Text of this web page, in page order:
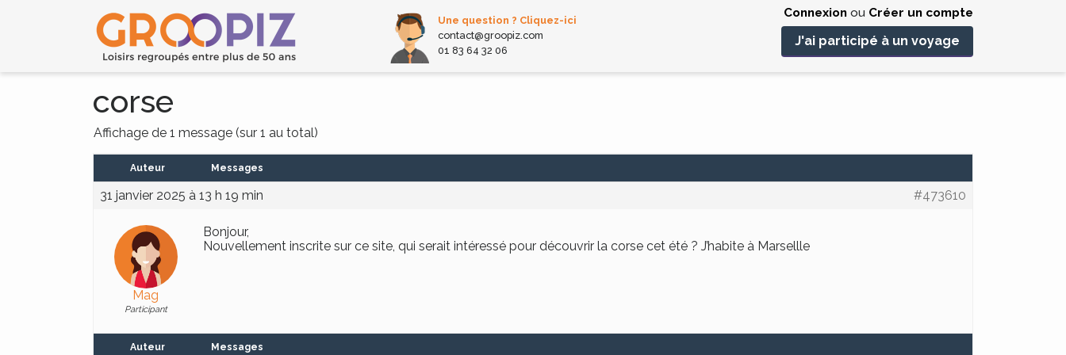
Une question ? Cliquez-ici
contact@groopiz.com
01 83 64 32 06
Connexionou Créer un compte
J'ai participé à un voyage
corse
Affichage de 1 message (sur 1 au total)
Auteur Messages
31 janvier 2025 à 13 h 19 min #473610
Mag
Participant
Bonjour,
Nouvellement inscrite sur ce site, qui serait intéressé pour découvrir la corse cet été ? J’habite à Marsellle
Auteur Messages